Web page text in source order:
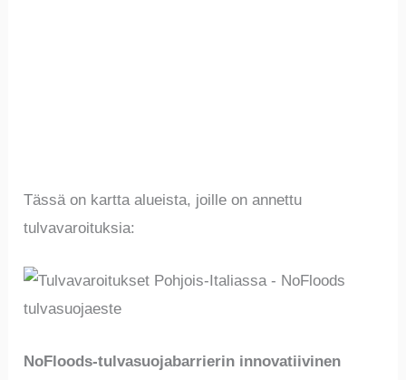
Tässä on kartta alueista, joille on annettu
tulvavaroituksia:
NoFloods-tulvasuojabarrierin innovatiivinen